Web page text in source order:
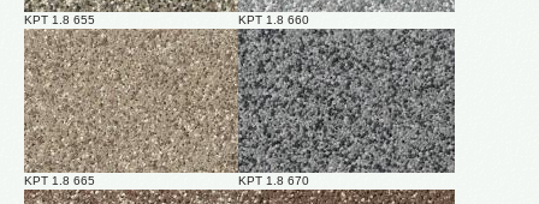
KPT 1.8 655 KPT 1.8 660
KPT 1.8 665 KPT 1.8 670